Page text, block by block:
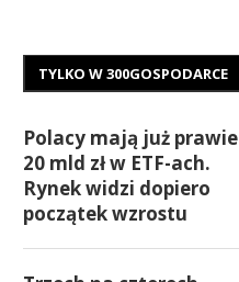
TYLKO W 300GOSPODARCE
Polacy mają już prawie
20 mld zł w ETF-ach.
Rynek widzi dopiero
początek wzrostu